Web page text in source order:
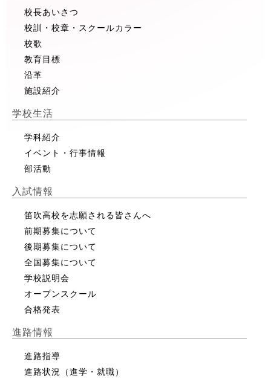
校長あいさつ
校訓・校章・スクールカラー
校歌
教育目標
沿革
施設紹介
学校生活
学科紹介
イベント・行事情報
部活動
入試情報
笛吹高校を志願される皆さんへ
前期募集について
後期募集について
全国募集について
学校説明会
オープンスクール
合格発表
進路情報
進路指導
進路状況（進学・就職）